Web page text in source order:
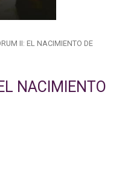
II: EL NACIMIENTO DE
NACIMIENTO